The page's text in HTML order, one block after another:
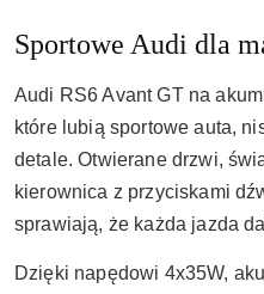
Sportowe Audi dla
Audi RS6 Avant GT na
które lubią sportowe auta,
detale. Otwierane drzwi,
kierownica z przyciskami
sprawiają, że każda jazda
Dzięki napędowi 4x35W,